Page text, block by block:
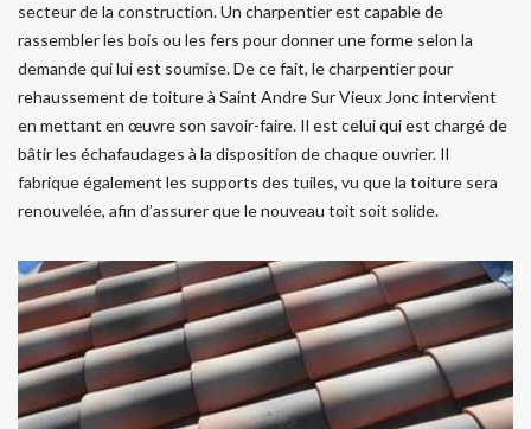
secteur de la construction. Un charpentier est capable de
rassembler les bois ou les fers pour donner une forme selon la
demande qui lui est soumise. De ce fait, le charpentier pour
rehaussement de toiture à Saint Andre Sur Vieux Jonc intervient
en mettant en œuvre son savoir-faire. Il est celui qui est chargé de
bâtir les échafaudages à la disposition de chaque ouvrier. Il
fabrique également les supports des tuiles, vu que la toiture sera
renouvelée, afin d’assurer que le nouveau toit soit solide.